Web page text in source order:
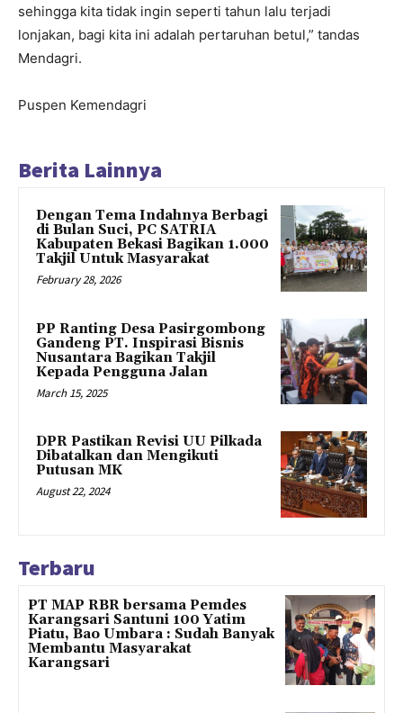
sehingga kita tidak ingin seperti tahun lalu terjadi
lonjakan, bagi kita ini adalah pertaruhan betul,” tandas
Mendagri.
Puspen Kemendagri
Berita Lainnya
Dengan Tema Indahnya Berbagi
di Bulan Suci, PC SATRIA
Kabupaten Bekasi Bagikan 1.000
Takjil Untuk Masyarakat
February 28, 2026
PP Ranting Desa Pasirgombong
Gandeng PT. Inspirasi Bisnis
Nusantara Bagikan Takjil
Kepada Pengguna Jalan
March 15, 2025
DPR Pastikan Revisi UU Pilkada
Dibatalkan dan Mengikuti
Putusan MK
August 22, 2024
Terbaru
PT MAP RBR bersama Pemdes
Karangsari Santuni 100 Yatim
Piatu, Bao Umbara : Sudah Banyak
Membantu Masyarakat
Karangsari